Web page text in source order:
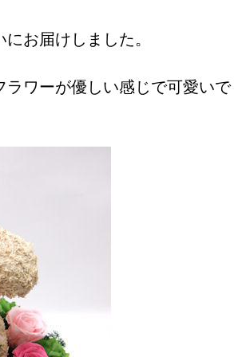
お届けしました。
ラワーが優しい感じで可愛い